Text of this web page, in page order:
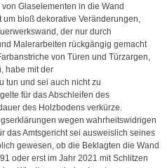
Glaselementen in die Wand
bloß dekorative Veränderungen,
der nur durch
Malerarbeiten rückgängig gemacht
von Türen und Türzargen,
habe mit der
tun und sei auch nicht zu
für das Abschleifen des
des Holzbodens verkürze.
wegen wahrheitswidrigen
das Amtsgericht sei ausweislich seines
gewesen, ob die Beklagten die Wand
oder erst im Jahr 2021 mit Schlitzen